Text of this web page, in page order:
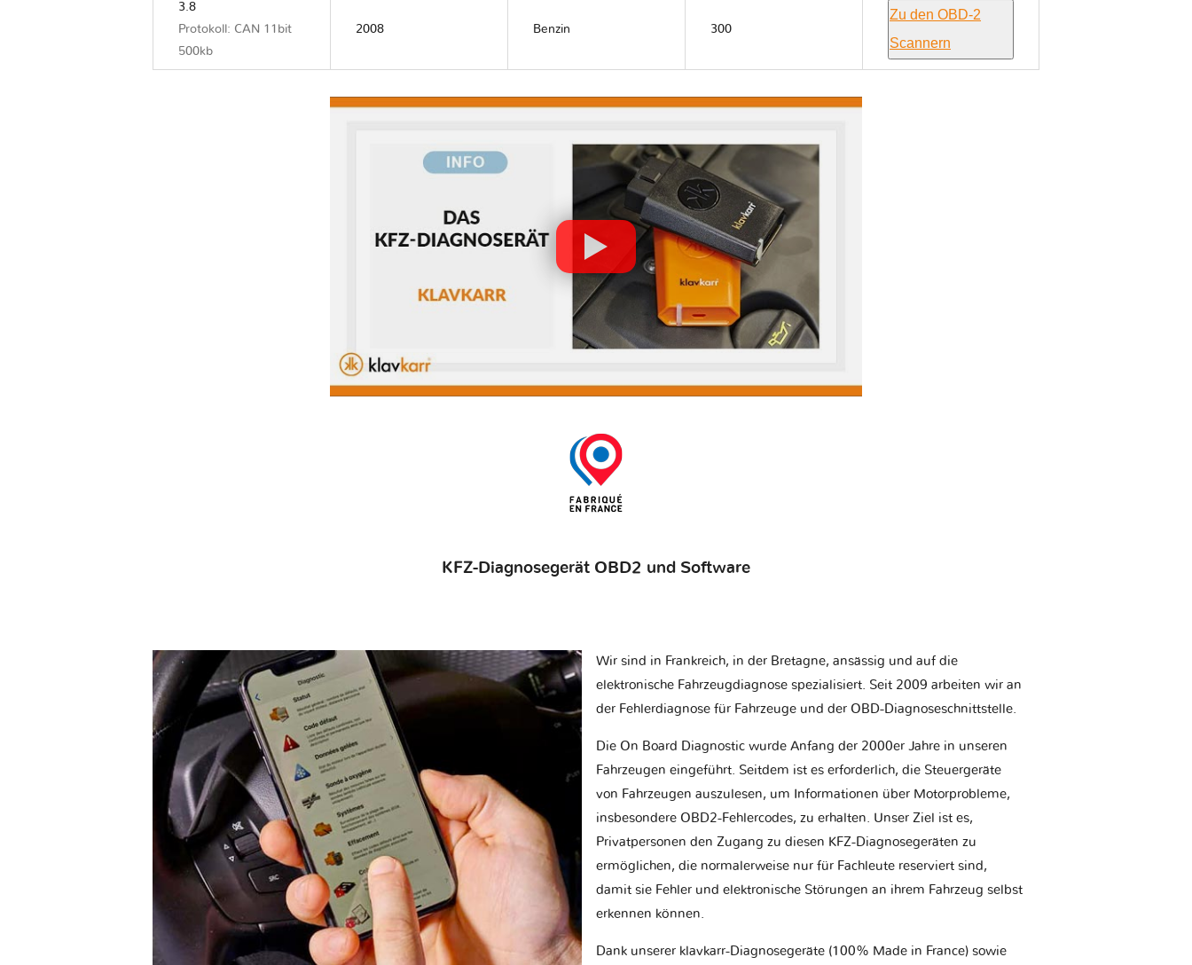
3.8
Protokoll: CAN 11bit
500kb
2008 Benzin 300
Zu den OBD-2
Scannern
KFZ-Diagnosegerät OBD2 und Software
Wir sind in Frankreich, in der Bretagne, ansässig und auf die
elektronische Fahrzeugdiagnose spezialisiert. Seit 2009 arbeiten wir an
der Fehlerdiagnose für Fahrzeuge und der OBD-Diagnoseschnittstelle.
Die On Board Diagnostic wurde Anfang der 2000er Jahre in unseren
Fahrzeugen eingeführt. Seitdem ist es erforderlich, die Steuergeräte
von Fahrzeugen auszulesen, um Informationen über Motorprobleme,
insbesondere OBD2-Fehlercodes, zu erhalten. Unser Ziel ist es,
Privatpersonen den Zugang zu diesen KFZ-Diagnosegeräten zu
ermöglichen, die normalerweise nur für Fachleute reserviert sind,
damit sie Fehler und elektronische Störungen an ihrem Fahrzeug selbst
erkennen können.
Dank unserer klavkarr-Diagnosegeräte (100% Made in France) sowie